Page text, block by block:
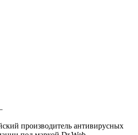
производитель антивирусных